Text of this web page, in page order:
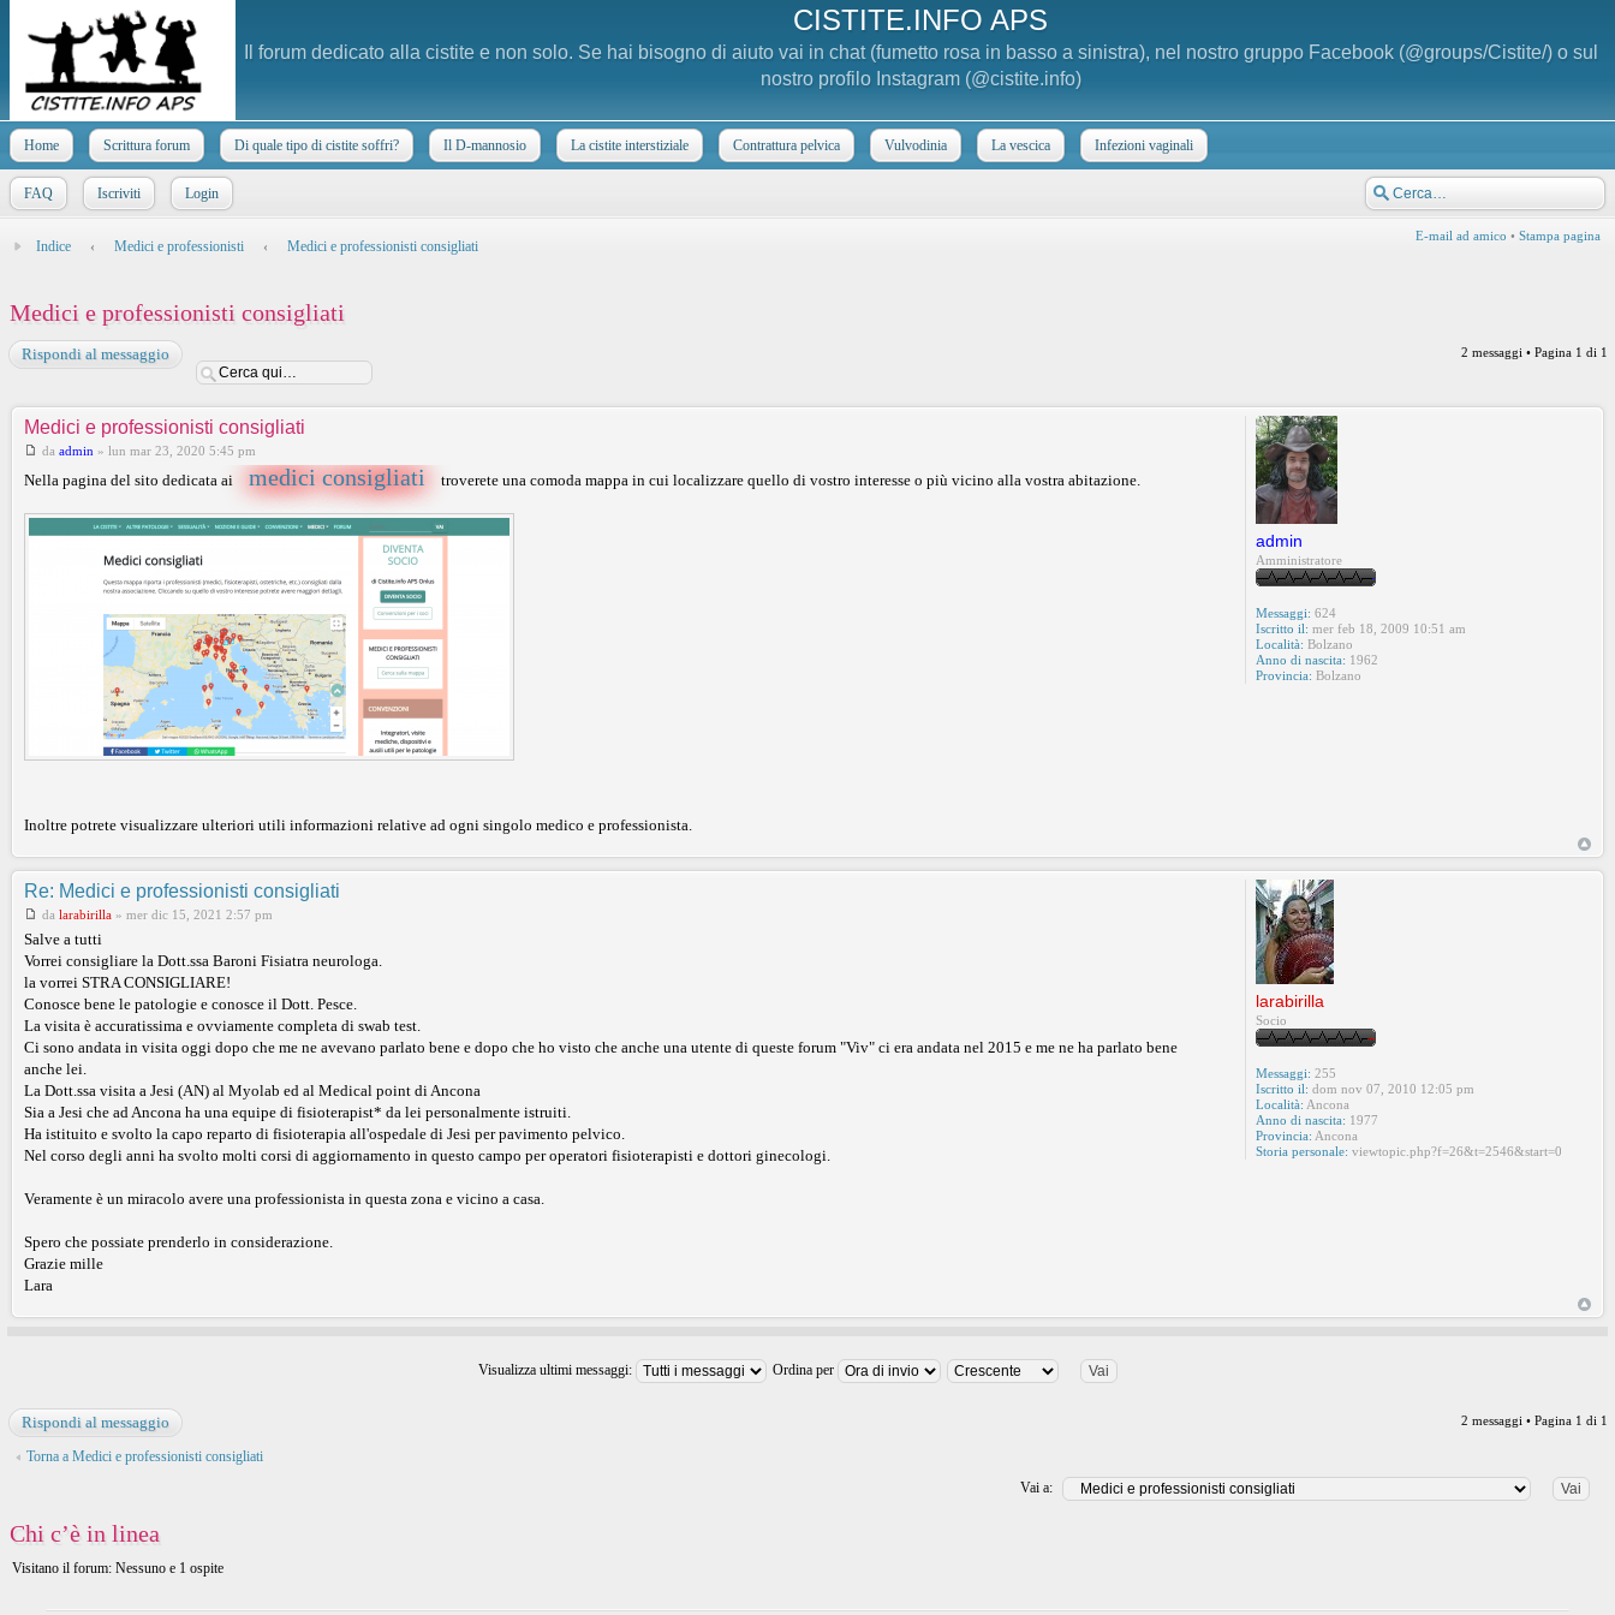
CISTITE.INFO APS
Il forum dedicato alla cistite e non solo. Se hai bisogno di aiuto vai in chat (fumetto rosa in basso a sinistra), nel nostro gruppo Facebook (@groups/Cistite/) o sul
nostro profilo Instagram (@cistite.info)
Home Scrittura forum Di quale tipo di cistite soffri? Il D-mannosio La cistite interstiziale Contrattura pelvica Vulvodinia La vescica Infezioni vaginali
FAQ Iscriviti Login
E-mail ad amico • Stampa pagina
Indice ‹ Medici e professionisti ‹ Medici e professionisti consigliati
Medici e professionisti consigliati
Rispondi al messaggio 2 messaggi • Pagina 1 di 1
Medici e professionisti consigliati
da admin » lun mar 23, 2020 5:45 pm
Nella pagina del sito dedicata ai medici consigliati troverete una comoda mappa in cui localizzare quello di vostro interesse o più vicino alla vostra abitazione.
Inoltre potrete visualizzare ulteriori utili informazioni relative ad ogni singolo medico e professionista.
admin
Amministratore
Messaggi: 624
Iscritto il: mer feb 18, 2009 10:51 am
Località: Bolzano
Anno di nascita: 1962
Provincia: Bolzano
Re: Medici e professionisti consigliati
da larabirilla » mer dic 15, 2021 2:57 pm
Salve a tutti
Vorrei consigliare la Dott.ssa Baroni Fisiatra neurologa.
la vorrei STRA CONSIGLIARE!
Conosce bene le patologie e conosce il Dott. Pesce.
La visita è accuratissima e ovviamente completa di swab test.
Ci sono andata in visita oggi dopo che me ne avevano parlato bene e dopo che ho visto che anche una utente di queste forum "Viv" ci era andata nel 2015 e me ne ha parlato bene
anche lei.
La Dott.ssa visita a Jesi (AN) al Myolab ed al Medical point di Ancona
Sia a Jesi che ad Ancona ha una equipe di fisioterapist* da lei personalmente istruiti.
Ha istituito e svolto la capo reparto di fisioterapia all'ospedale di Jesi per pavimento pelvico.
Nel corso degli anni ha svolto molti corsi di aggiornamento in questo campo per operatori fisioterapisti e dottori ginecologi.
Veramente è un miracolo avere una professionista in questa zona e vicino a casa.
Spero che possiate prenderlo in considerazione.
Grazie mille
Lara
larabirilla
Socio
Messaggi: 255
Iscritto il: dom nov 07, 2010 12:05 pm
Località: Ancona
Anno di nascita: 1977
Provincia: Ancona
Storia personale: viewtopic.php?f=26&t=2546&start=0
Visualizza ultimi messaggi: Ordina per
Rispondi al messaggio 2 messaggi • Pagina 1 di 1
Torna a Medici e professionisti consigliati
Vai a:
Chi c’è in linea
Visitano il forum: Nessuno e 1 ospite